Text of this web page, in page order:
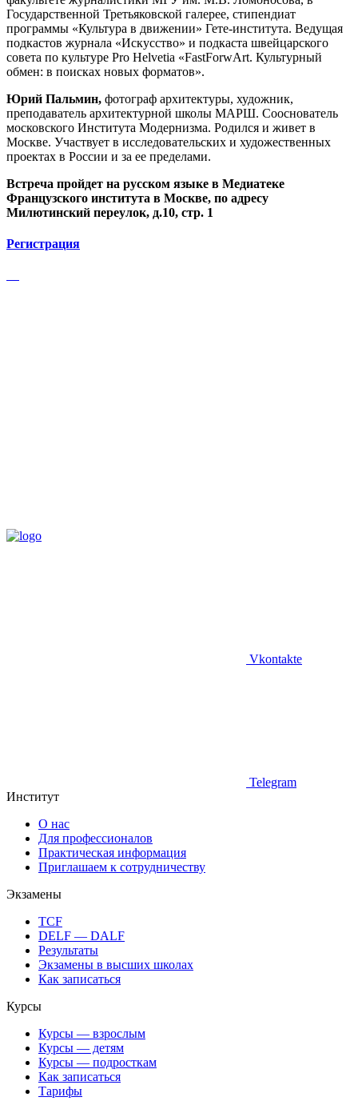
Государственной Третьяковской галерее, стипендиат
программы «Культура в движении» Гете-института. Ведущая
подкастов журнала «Искусство» и подкаста швейцарского
совета по культуре Pro Helvetia «FastForwArt. Культурный
обмен: в поисках новых форматов».
Юрий Пальмин, фотограф архитектуры, художник,
преподаватель архитектурной школы МАРШ. Сооснователь
московского Института Модернизма. Родился и живет в
Москве. Участвует в исследовательских и художественных
проектах в России и за ее пределами.
Встреча пройдет на русском языке в Медиатеке
Французского института в Москве, по адресу
Милютинский переулок, д.10, стр. 1
Регистрация
Vkontakte
Telegram
Институт
О нас
Для профессионалов
Практическая информация
Приглашаем к сотрудничеству
Экзамены
TCF
DELF — DALF
Результаты
Экзамены в высших школах
Как записаться
Курсы
Курсы — взрослым
Курсы — детям
Курсы — подросткам
Как записаться
Тарифы